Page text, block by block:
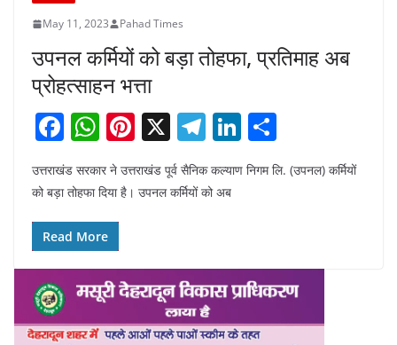
May 11, 2023 Pahad Times
उपनल कर्मियों को बड़ा तोहफा, प्रतिमाह अब
प्रोहत्साहन भत्ता
F
a
c
e
b
o
o
k
W
h
at
s
A
p
p
Pi
nt
er
X T
e
m
Li
n
k
n
h
ar
उत्तराखंड सरकार ने उत्तराखंड पूर्व सैनिक कल्याण निगम लि. (उपनल) कर्मियों
को बड़ा तोहफा दिया है। उपनल कर्मियों को अब
Read More